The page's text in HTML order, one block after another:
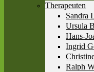
Therapeuten
Sandra
Ursula
Hans-
Ingrid
Ralph